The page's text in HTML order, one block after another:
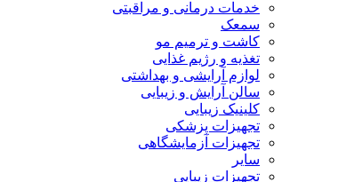
خدمات درمانی و مراقبتی
سمعک
کاشت و ترمیم مو
تغذیه و رژیم غذایی
لوازم آرایشی و بهداشتی
سالن آرایش و زیبایی
کلینیک زیبایی
تجهیزات پزشکی
تجهیزات آزمایشگاهی
سایر
تجهیزات زیبایی